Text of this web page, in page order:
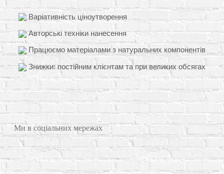
Варіативність ціноутворення
Авторські техніки нанесення
Працюємо матеріалами з натуральних компонентів
Знижки: постійним клієнтам та при великих обсягах
Ми в соціальних мережах